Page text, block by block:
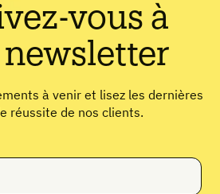
vous à
à venir et lisez les dernières
réussite de nos clients.